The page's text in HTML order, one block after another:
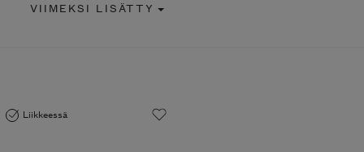
VIIMEKSI LISÄTTY
Liikkeessä